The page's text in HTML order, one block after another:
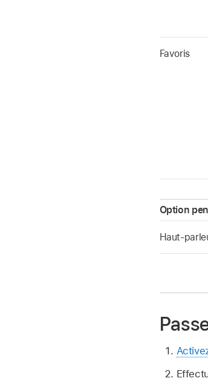
Favoris
Option
Haut-